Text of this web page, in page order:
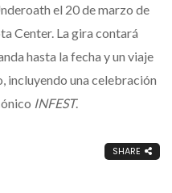
el 20 de marzo de
Center. La gira contará
hasta la fecha y un viaje
incluyendo una celebración
INFEST.
SHARE